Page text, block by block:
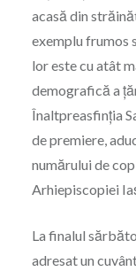
acasă din
exemplu frumos
lor este cu atât
demografică a
Înaltpreasfinția
de premiere,
numărului de
Arhiepiscopiei
La finalul
adresat un